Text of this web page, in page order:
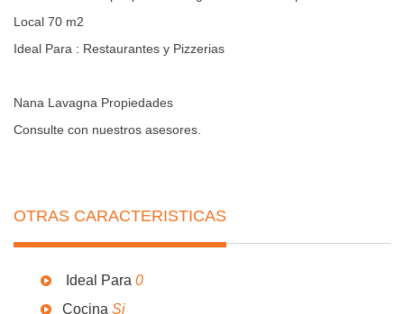
Local 70 m2
Ideal Para : Restaurantes y Pizzerias
Nana Lavagna Propiedades
Consulte con nuestros asesores.
OTRAS CARACTERISTICAS
Ideal Para 0
Cocina Si